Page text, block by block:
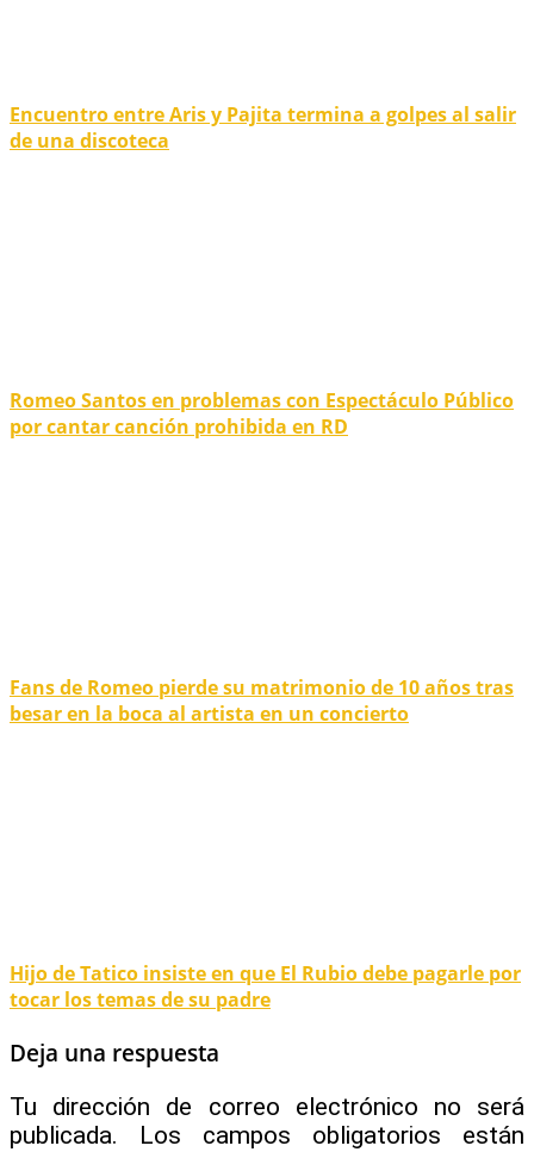
Encuentro entre Aris y Pajita termina a golpes al salir
de una discoteca
Romeo Santos en problemas con Espectáculo Público
por cantar canción prohibida en RD
Fans de Romeo pierde su matrimonio de 10 años tras
besar en la boca al artista en un concierto
Hijo de Tatico insiste en que El Rubio debe pagarle por
tocar los temas de su padre
Deja una respuesta
Tu dirección de correo electrónico no será
publicada.
Los campos obligatorios están